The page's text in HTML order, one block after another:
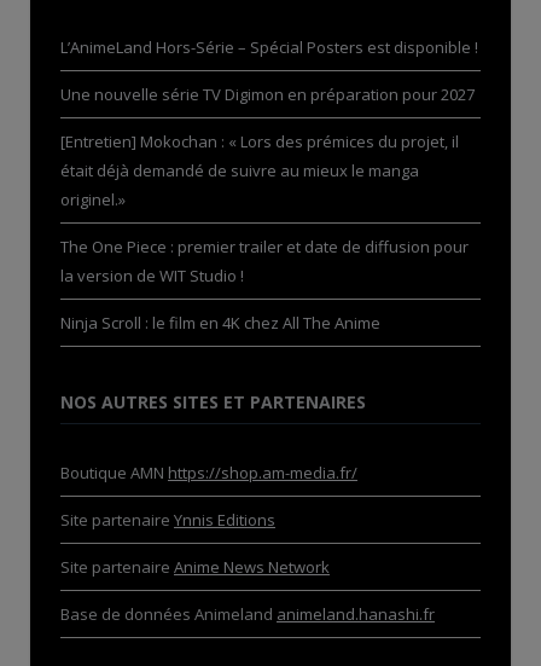
L’AnimeLand Hors-Série – Spécial Posters est disponible !
Une nouvelle série TV Digimon en préparation pour 2027
[Entretien] Mokochan : « Lors des prémices du projet, il
était déjà demandé de suivre au mieux le manga
originel.»
The One Piece : premier trailer et date de diffusion pour
la version de WIT Studio !
Ninja Scroll : le film en 4K chez All The Anime
NOS AUTRES SITES ET PARTENAIRES
Boutique AMN https://shop.am-media.fr/
Site partenaire Ynnis Editions
Site partenaire Anime News Network
Base de données Animeland animeland.hanashi.fr